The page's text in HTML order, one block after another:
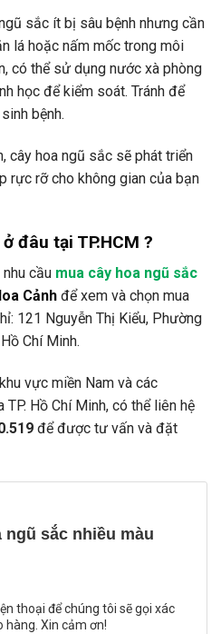
sắc ít bị sâu bệnh nhưng cần
lá hoặc nấm mốc trong môi
có thể sử dụng nước xà phòng
học để kiểm soát. Tránh để
bệnh.
cây hoa ngũ sắc sẽ phát triển
rực rỡ cho không gian của bạn
đâu tại TP.HCM ?
nhu cầu mua cây hoa ngũ sắc
Cảnh để xem và chọn mua
121 Nguyễn Thị Kiểu, Phường
Chí Minh.
vực miền Nam và các
Hồ Chí Minh, có thể liên hệ
để được tư vấn và đặt
ngũ sắc nhiều màu
thoại để chúng tôi sẽ gọi xác
hàng. Xin cảm ơn!